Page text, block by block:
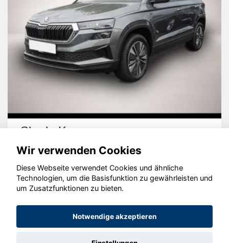
Skoda Karoq
© konjunkturmotor.de GmbH 2020 - 2026
Wir verwenden Cookies
Diese Webseite verwendet Cookies und ähnliche
Technologien, um die Basisfunktion zu gewährleisten und
um Zusatzfunktionen zu bieten.
Notwendige akzeptieren